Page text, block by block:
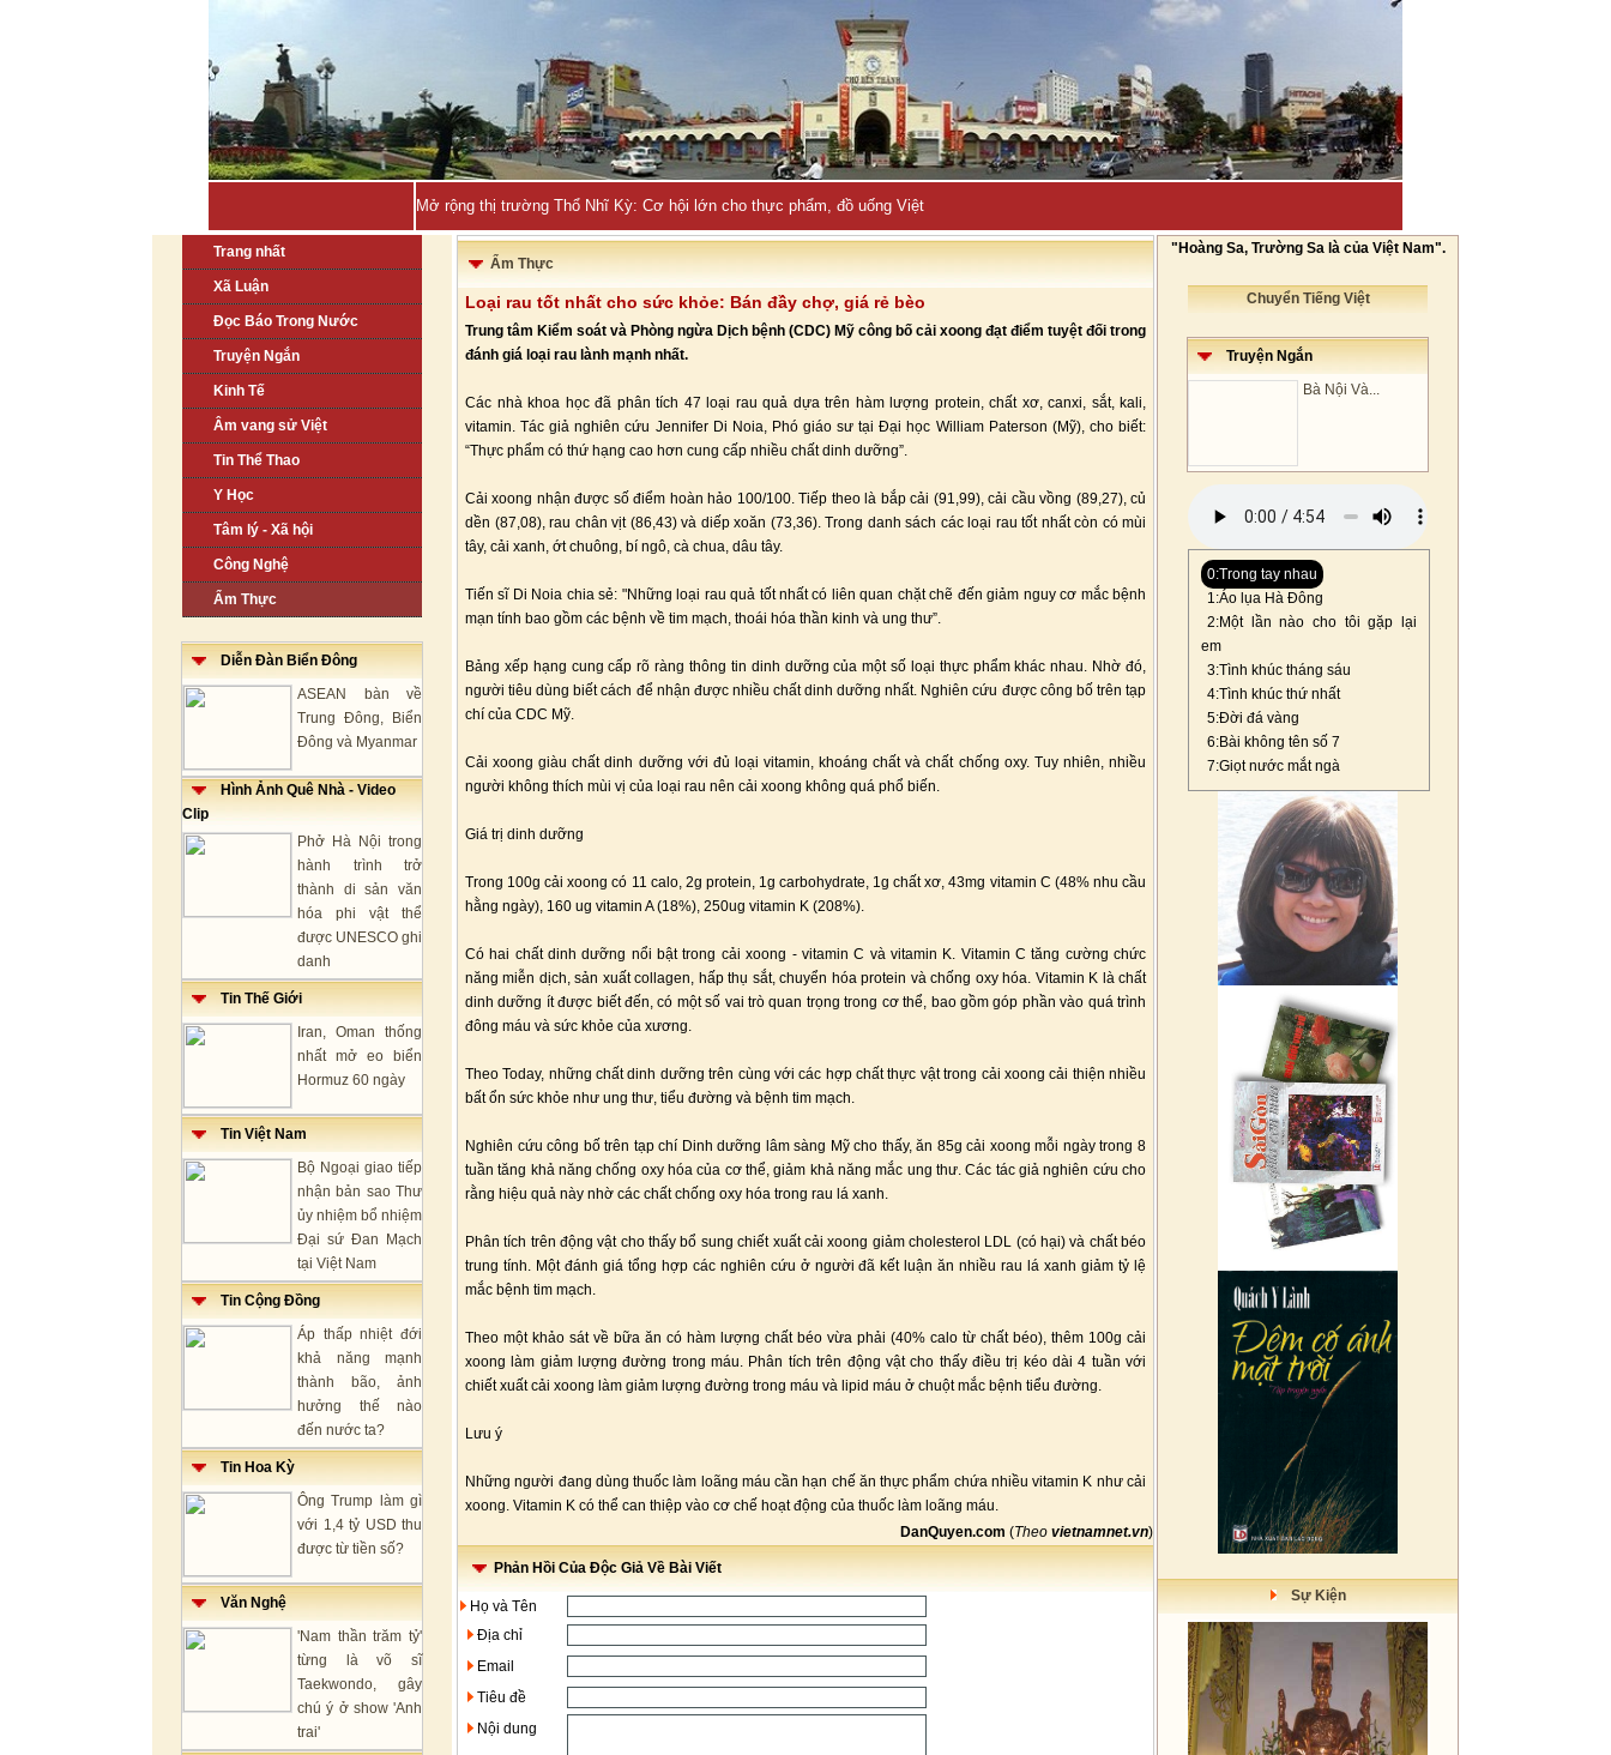
Quảng Ninh sẽ -
Trang nhất
Xã Luận
Đọc Báo Trong Nước
Truyện Ngắn
Kinh Tế
Âm vang sử Việt
Tin Thể Thao
Y Học
Tâm lý - Xã hội
Công Nghệ
Ẩm Thực
Diễn Đàn Biển Đông
ASEAN bàn về
Trung Đông, Biển
Đông và Myanmar
Hình Ảnh Quê Nhà - Video
Clip
Phở Hà Nội trong
hành trình trở
thành di sản văn
hóa phi vật thể
được UNESCO ghi
danh
Tin Thế Giới
Iran, Oman thống
nhất mở eo biển
Hormuz 60 ngày
Tin Việt Nam
Bộ Ngoại giao tiếp
nhận bản sao Thư
ủy nhiệm bổ nhiệm
Đại sứ Đan Mạch
tại Việt Nam
Tin Cộng Đồng
Áp thấp nhiệt đới
khả năng mạnh
thành bão, ảnh
hưởng thế nào
đến nước ta?
Tin Hoa Kỳ
Ông Trump làm gì
với 1,4 tỷ USD thu
được từ tiền số?
Văn Nghệ
'Nam thần trăm tỷ'
từng là võ sĩ
Taekwondo, gây
chú ý ở show 'Anh
trai'
Ẩm Thực
Loại rau tốt nhất cho sức khỏe: Bán đầy chợ, giá rẻ bèo
Trung tâm Kiểm soát và Phòng ngừa Dịch bệnh (CDC) Mỹ công bố cải xoong đạt điểm tuyệt đối trong
đánh giá loại rau lành mạnh nhất.
Các nhà khoa học đã phân tích 47 loại rau quả dựa trên hàm lượng protein, chất xơ, canxi, sắt, kali,
vitamin. Tác giả nghiên cứu Jennifer Di Noia, Phó giáo sư tại Đại học William Paterson (Mỹ), cho biết:
“Thực phẩm có thứ hạng cao hơn cung cấp nhiều chất dinh dưỡng”.
Cải xoong nhận được số điểm hoàn hảo 100/100. Tiếp theo là bắp cải (91,99), cải cầu vồng (89,27), củ
dền (87,08), rau chân vịt (86,43) và diếp xoăn (73,36). Trong danh sách các loại rau tốt nhất còn có mùi
tây, cải xanh, ớt chuông, bí ngô, cà chua, dâu tây.
Tiến sĩ Di Noia chia sẻ: "Những loại rau quả tốt nhất có liên quan chặt chẽ đến giảm nguy cơ mắc bệnh
mạn tính bao gồm các bệnh về tim mạch, thoái hóa thần kinh và ung thư”.
Bảng xếp hạng cung cấp rõ ràng thông tin dinh dưỡng của một số loại thực phẩm khác nhau. Nhờ đó,
người tiêu dùng biết cách để nhận được nhiều chất dinh dưỡng nhất. Nghiên cứu được công bố trên tạp
chí của CDC Mỹ.
Cải xoong giàu chất dinh dưỡng với đủ loại vitamin, khoáng chất và chất chống oxy. Tuy nhiên, nhiều
người không thích mùi vị của loại rau nên cải xoong không quá phổ biến.
Giá trị dinh dưỡng
Trong 100g cải xoong có 11 calo, 2g protein, 1g carbohydrate, 1g chất xơ, 43mg vitamin C (48% nhu cầu
hằng ngày), 160 ug vitamin A (18%), 250ug vitamin K (208%).
Có hai chất dinh dưỡng nổi bật trong cải xoong - vitamin C và vitamin K. Vitamin C tăng cường chức
năng miễn dịch, sản xuất collagen, hấp thụ sắt, chuyển hóa protein và chống oxy hóa. Vitamin K là chất
dinh dưỡng ít được biết đến, có một số vai trò quan trọng trong cơ thể, bao gồm góp phần vào quá trình
đông máu và sức khỏe của xương.
Theo Today, những chất dinh dưỡng trên cùng với các hợp chất thực vật trong cải xoong cải thiện nhiều
bất ổn sức khỏe như ung thư, tiểu đường và bệnh tim mạch.
Nghiên cứu công bố trên tạp chí Dinh dưỡng lâm sàng Mỹ cho thấy, ăn 85g cải xoong mỗi ngày trong 8
tuần tăng khả năng chống oxy hóa của cơ thể, giảm khả năng mắc ung thư. Các tác giả nghiên cứu cho
rằng hiệu quả này nhờ các chất chống oxy hóa trong rau lá xanh.
Phân tích trên động vật cho thấy bổ sung chiết xuất cải xoong giảm cholesterol LDL (có hại) và chất béo
trung tính. Một đánh giá tổng hợp các nghiên cứu ở người đã kết luận ăn nhiều rau lá xanh giảm tỷ lệ
mắc bệnh tim mạch.
Theo một khảo sát về bữa ăn có hàm lượng chất béo vừa phải (40% calo từ chất béo), thêm 100g cải
xoong làm giảm lượng đường trong máu. Phân tích trên động vật cho thấy điều trị kéo dài 4 tuần với
chiết xuất cải xoong làm giảm lượng đường trong máu và lipid máu ở chuột mắc bệnh tiểu đường.
Lưu ý
Những người đang dùng thuốc làm loãng máu cần hạn chế ăn thực phẩm chứa nhiều vitamin K như cải
xoong. Vitamin K có thể can thiệp vào cơ chế hoạt động của thuốc làm loãng máu.
DanQuyen.com (Theo vietnamnet.vn)
Phản Hồi Của Độc Giả Về Bài Viết
Họ và Tên
Địa chỉ
Email
Tiêu đề
Nội dung
"Hoàng Sa, Trường Sa là của Việt Nam".
Chuyển Tiếng Việt
Truyện Ngắn
Bà Nội Và...
0:Trong tay nhau
1:Áo lụa Hà Đông
2:Một lần nào cho tôi gặp lại
em
3:Tình khúc tháng sáu
4:Tình khúc thứ nhất
5:Đời đá vàng
6:Bài không tên số 7
7:Giọt nước mắt ngà
Sự Kiện